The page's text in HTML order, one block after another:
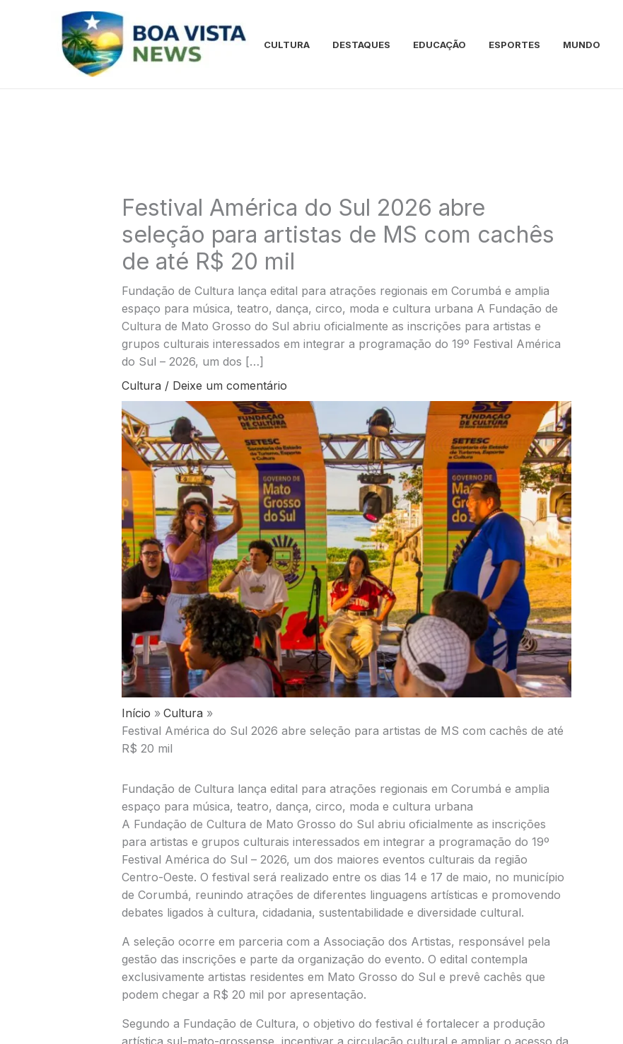
CULTURA DESTAQUES EDUCAÇÃO ESPORTES MUNDO
Festival América do Sul 2026 abre
seleção para artistas de MS com cachês
de até R$ 20 mil
Fundação de Cultura lança edital para atrações regionais em Corumbá e amplia
espaço para música, teatro, dança, circo, moda e cultura urbana A Fundação de
Cultura de Mato Grosso do Sul abriu oficialmente as inscrições para artistas e
grupos culturais interessados em integrar a programação do 19º Festival América
do Sul – 2026, um dos […]
Cultura / Deixe um comentário
Início
Cultura
Festival América do Sul 2026 abre seleção para artistas de MS com cachês de até
R$ 20 mil
Fundação de Cultura lança edital para atrações regionais em Corumbá e amplia
espaço para música, teatro, dança, circo, moda e cultura urbana
A Fundação de Cultura de Mato Grosso do Sul abriu oficialmente as inscrições
para artistas e grupos culturais interessados em integrar a programação do 19º
Festival América do Sul – 2026, um dos maiores eventos culturais da região
Centro-Oeste. O festival será realizado entre os dias 14 e 17 de maio, no município
de Corumbá, reunindo atrações de diferentes linguagens artísticas e promovendo
debates ligados à cultura, cidadania, sustentabilidade e diversidade cultural.
A seleção ocorre em parceria com a Associação dos Artistas, responsável pela
gestão das inscrições e parte da organização do evento. O edital contempla
exclusivamente artistas residentes em Mato Grosso do Sul e prevê cachês que
podem chegar a R$ 20 mil por apresentação.
Segundo a Fundação de Cultura, o objetivo do festival é fortalecer a produção
artística sul-mato-grossense, incentivar a circulação cultural e ampliar o acesso da